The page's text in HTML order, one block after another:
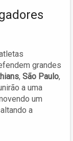
grandes
, São Paulo,
a uma
um
a